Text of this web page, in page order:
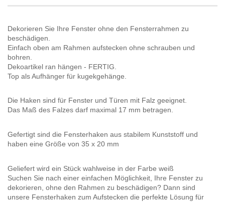
Dekorieren Sie Ihre Fenster ohne den Fensterrahmen zu
beschädigen.
Einfach oben am Rahmen aufstecken ohne schrauben und
bohren.
Dekoartikel ran hängen - FERTIG.
Top als Aufhänger für kugekgehänge.
Die Haken sind für Fenster und Türen mit Falz geeignet.
Das Maß des Falzes darf maximal 17 mm betragen.
Gefertigt sind die Fensterhaken aus stabilem Kunststoff und
haben eine Größe von 35 x 20 mm
Geliefert wird ein Stück wahlweise in der Farbe weiß
Suchen Sie nach einer einfachen Möglichkeit, Ihre Fenster zu
dekorieren, ohne den Rahmen zu beschädigen? Dann sind
unsere Fensterhaken zum Aufstecken die perfekte Lösung für